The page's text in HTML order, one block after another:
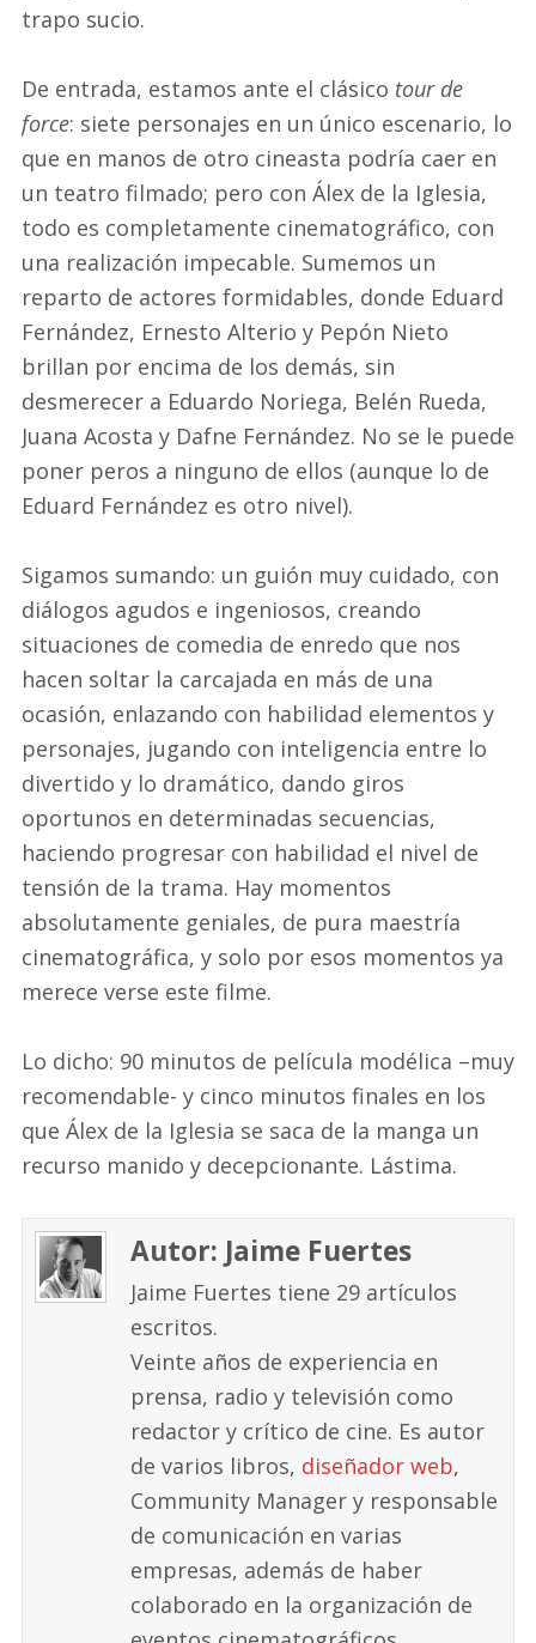
trapo sucio.
De entrada, estamos ante el clásico tour de
force: siete personajes en un único escenario, lo
que en manos de otro cineasta podría caer en
un teatro filmado; pero con Álex de la Iglesia,
todo es completamente cinematográfico, con
una realización impecable. Sumemos un
reparto de actores formidables, donde Eduard
Fernández, Ernesto Alterio y Pepón Nieto
brillan por encima de los demás, sin
desmerecer a Eduardo Noriega, Belén Rueda,
Juana Acosta y Dafne Fernández. No se le puede
poner peros a ninguno de ellos (aunque lo de
Eduard Fernández es otro nivel).
Sigamos sumando: un guión muy cuidado, con
diálogos agudos e ingeniosos, creando
situaciones de comedia de enredo que nos
hacen soltar la carcajada en más de una
ocasión, enlazando con habilidad elementos y
personajes, jugando con inteligencia entre lo
divertido y lo dramático, dando giros
oportunos en determinadas secuencias,
haciendo progresar con habilidad el nivel de
tensión de la trama. Hay momentos
absolutamente geniales, de pura maestría
cinematográfica, y solo por esos momentos ya
merece verse este filme.
Lo dicho: 90 minutos de película modélica –muy
recomendable- y cinco minutos finales en los
que Álex de la Iglesia se saca de la manga un
recurso manido y decepcionante. Lástima.
Autor: Jaime Fuertes
Jaime Fuertes tiene 29 artículos
escritos.
Veinte años de experiencia en
prensa, radio y televisión como
redactor y crítico de cine. Es autor
de varios libros, diseñador web,
Community Manager y responsable
de comunicación en varias
empresas, además de haber
colaborado en la organización de